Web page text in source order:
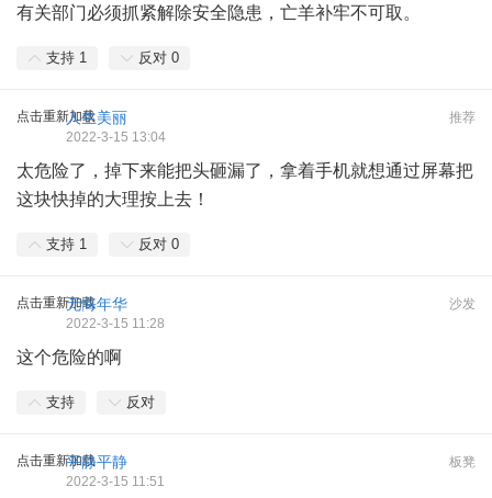
有关部门必须抓紧解除安全隐患，亡羊补牢不可取。
支持 1 反对 0
点击重新加载 推荐
人生美丽
2022-3-15 13:04
太危险了，掉下来能把头砸漏了，拿着手机就想通过屏幕把
这块快掉的大理按上去！
支持 1 反对 0
点击重新加载 沙发
无悔年华
2022-3-15 11:28
这个危险的啊
支持 反对
点击重新加载 板凳
平静平静
2022-3-15 11:51